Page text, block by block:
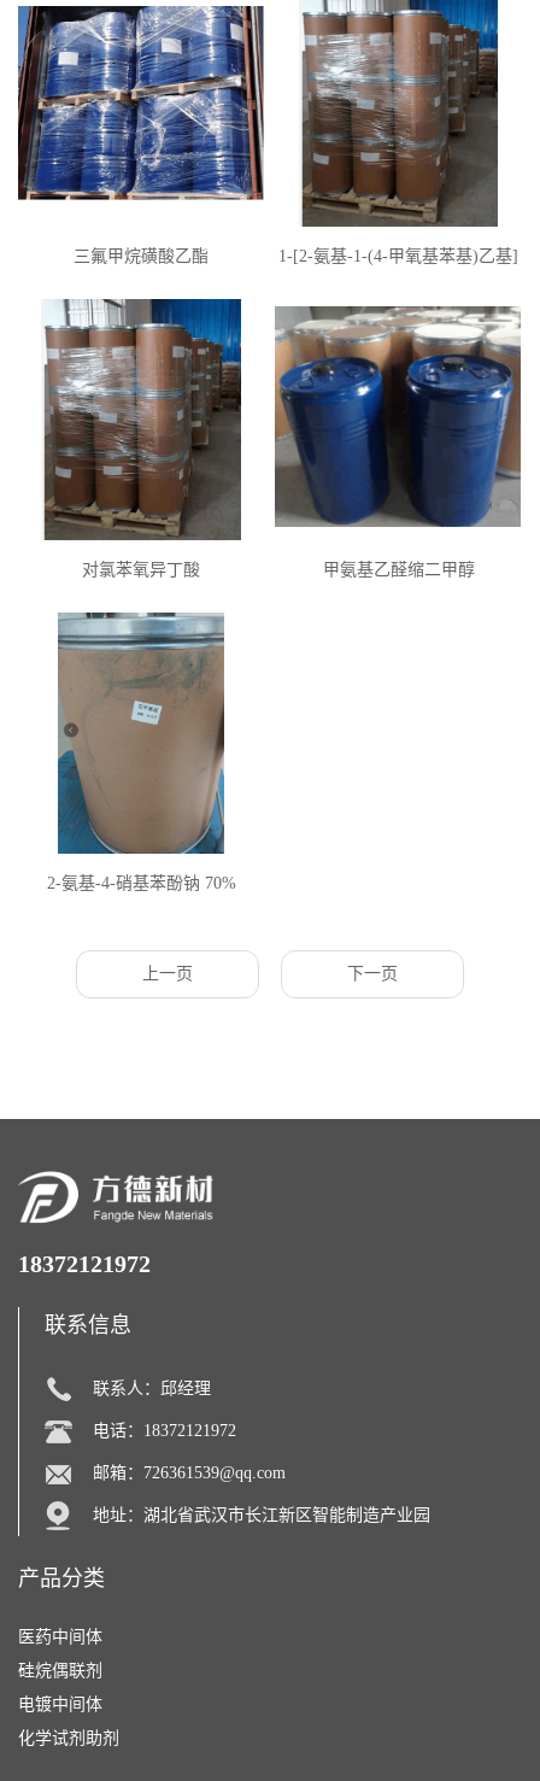
三氟甲烷磺酸乙酯
1-[2-氨基-1-(4-甲氧基苯基)乙基]
对氯苯氧异丁酸 甲氨基乙醛缩二甲醇
2-氨基-4-硝基苯酚钠 70%
上一页 下一页
18372121972
联系信息
联系人：邱经理
电话：18372121972
邮箱： 726361539@qq.com
地址：湖北省武汉市长江新区智能制造产业园
产品分类
医药中间体
硅烷偶联剂
电镀中间体
化学试剂助剂